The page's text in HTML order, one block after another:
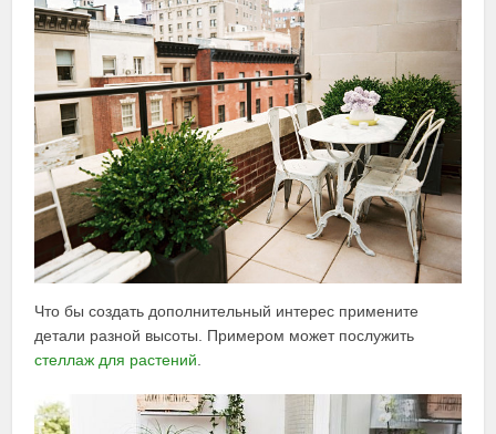
Что бы создать дополнительный интерес примените
детали разной высоты. Примером может послужить
стеллаж для растений